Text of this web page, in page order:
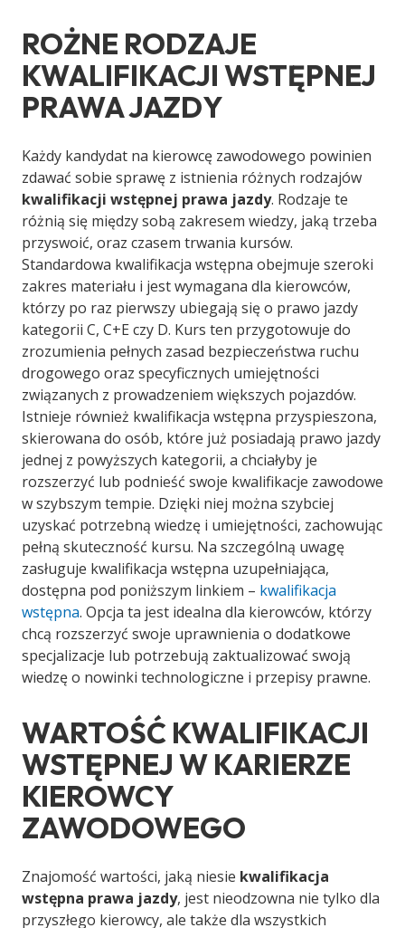
ROŻNE RODZAJE
KWALIFIKACJI WSTĘPNEJ
PRAWA JAZDY
Każdy kandydat na kierowcę zawodowego powinien
zdawać sobie sprawę z istnienia różnych rodzajów
kwalifikacji wstępnej prawa jazdy. Rodzaje te
różnią się między sobą zakresem wiedzy, jaką trzeba
przyswoić, oraz czasem trwania kursów.
Standardowa kwalifikacja wstępna obejmuje szeroki
zakres materiału i jest wymagana dla kierowców,
którzy po raz pierwszy ubiegają się o prawo jazdy
kategorii C, C+E czy D. Kurs ten przygotowuje do
zrozumienia pełnych zasad bezpieczeństwa ruchu
drogowego oraz specyficznych umiejętności
związanych z prowadzeniem większych pojazdów.
Istnieje również kwalifikacja wstępna przyspieszona,
skierowana do osób, które już posiadają prawo jazdy
jednej z powyższych kategorii, a chciałyby je
rozszerzyć lub podnieść swoje kwalifikacje zawodowe
w szybszym tempie. Dzięki niej można szybciej
uzyskać potrzebną wiedzę i umiejętności, zachowując
pełną skuteczność kursu. Na szczególną uwagę
zasługuje kwalifikacja wstępna uzupełniająca,
dostępna pod poniższym linkiem – kwalifikacja
wstępna. Opcja ta jest idealna dla kierowców, którzy
chcą rozszerzyć swoje uprawnienia o dodatkowe
specjalizacje lub potrzebują zaktualizować swoją
wiedzę o nowinki technologiczne i przepisy prawne.
WARTOŚĆ KWALIFIKACJI
WSTĘPNEJ W KARIERZE
KIEROWCY
ZAWODOWEGO
Znajomość wartości, jaką niesie kwalifikacja
wstępna prawa jazdy, jest nieodzowna nie tylko dla
przyszłego kierowcy, ale także dla wszystkich